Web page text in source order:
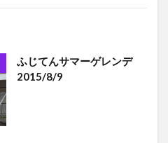
ふじてんサマーゲレンデ
2015/8/9